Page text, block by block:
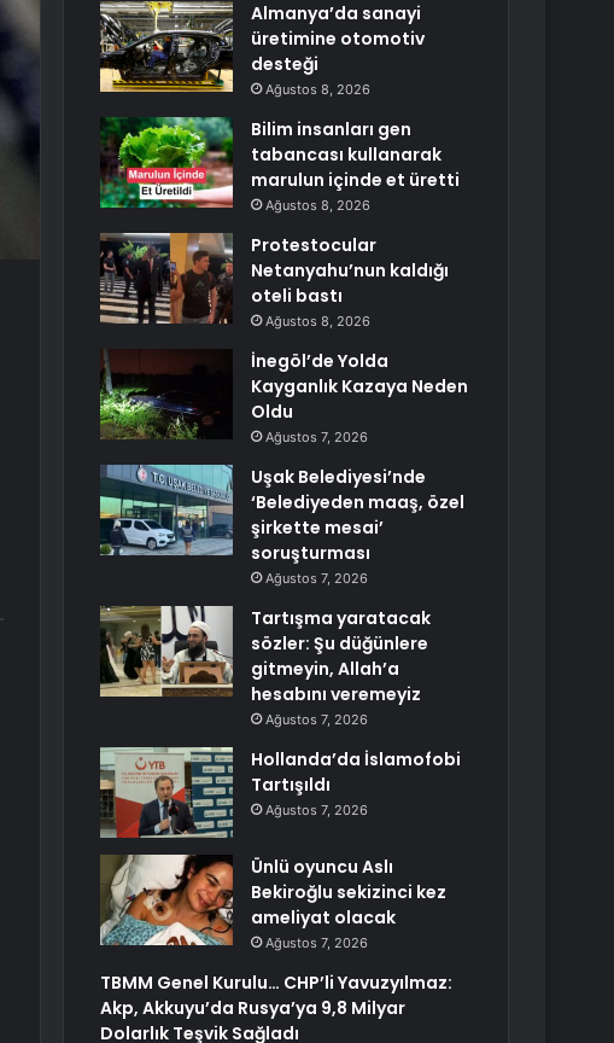
Almanya’da sanayi
üretimine otomotiv
desteği
Ağustos 8, 2026
Bilim insanları gen
tabancası kullanarak
marulun içinde et üretti
Ağustos 8, 2026
Protestocular
Netanyahu’nun kaldığı
oteli bastı
Ağustos 8, 2026
İnegöl’de Yolda
Kayganlık Kazaya Neden
Oldu
Ağustos 7, 2026
Uşak Belediyesi’nde
‘Belediyeden maaş, özel
şirkette mesai’
soruşturması
Ağustos 7, 2026
Tartışma yaratacak
sözler: Şu düğünlere
gitmeyin, Allah’a
hesabını veremeyiz
Ağustos 7, 2026
Hollanda’da İslamofobi
Tartışıldı
Ağustos 7, 2026
Ünlü oyuncu Aslı
Bekiroğlu sekizinci kez
ameliyat olacak
Ağustos 7, 2026
TBMM Genel Kurulu… CHP’li Yavuzyılmaz:
Akp, Akkuyu’da Rusya’ya 9,8 Milyar
Dolarlık Teşvik Sağladı